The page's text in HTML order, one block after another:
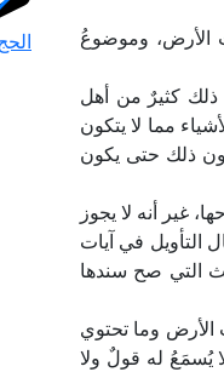
الأرض، وموضوعُ
ذلك كثيرٌ من أهل
مما لا يتكون
ذلك حتى يكون
غير أنه لا يجوز
في آيات
التي صح سندها
وما تحتوي
يُسمَعُ له قولٌ ولا